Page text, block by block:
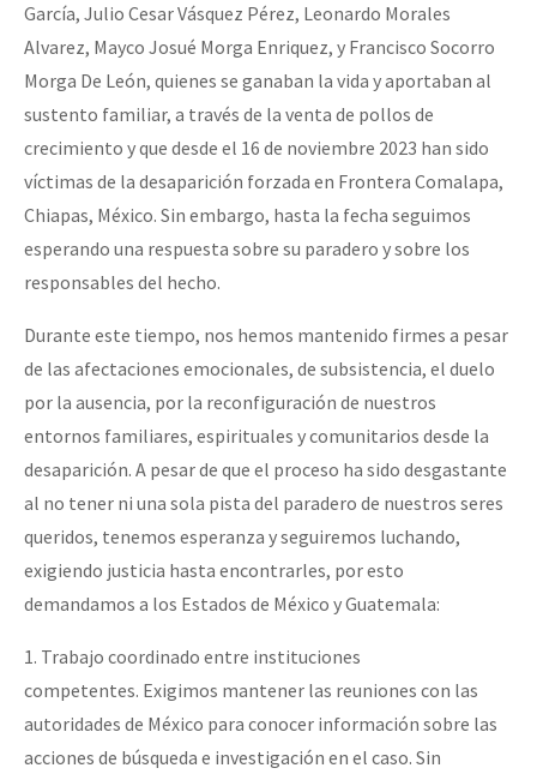
García, Julio Cesar Vásquez Pérez, Leonardo Morales
Alvarez, Mayco Josué Morga Enriquez, y Francisco Socorro
Morga De León, quienes se ganaban la vida y aportaban al
sustento familiar, a través de la venta de pollos de
crecimiento y que desde el 16 de noviembre 2023 han sido
víctimas de la desaparición forzada en Frontera Comalapa,
Chiapas, México. Sin embargo, hasta la fecha seguimos
esperando una respuesta sobre su paradero y sobre los
responsables del hecho.
Durante este tiempo, nos hemos mantenido firmes a pesar
de las afectaciones emocionales, de subsistencia, el duelo
por la ausencia, por la reconfiguración de nuestros
entornos familiares, espirituales y comunitarios desde la
desaparición. A pesar de que el proceso ha sido desgastante
al no tener ni una sola pista del paradero de nuestros seres
queridos, tenemos esperanza y seguiremos luchando,
exigiendo justicia hasta encontrarles, por esto
demandamos a los Estados de México y Guatemala:
1. Trabajo coordinado entre instituciones
competentes. Exigimos mantener las reuniones con las
autoridades de México para conocer información sobre las
acciones de búsqueda e investigación en el caso. Sin